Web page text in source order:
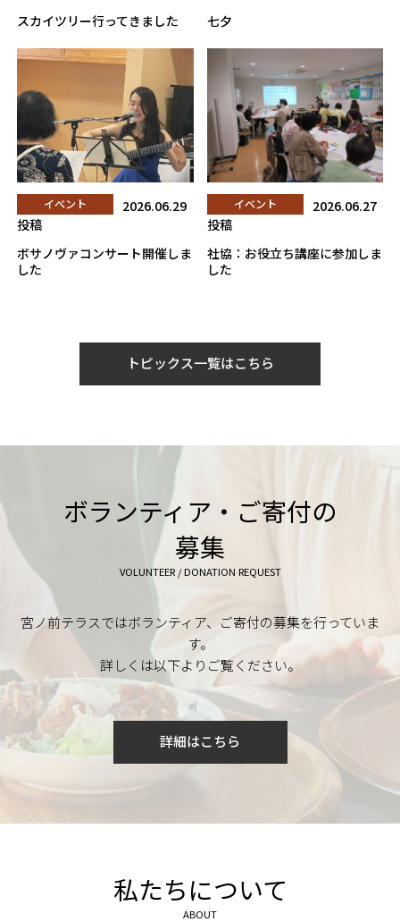
スカイツリー行ってきました 七夕
イベント
2026.06.29
投稿
ボサノヴァコンサート開催しま
した
イベント
2026.06.27
投稿
社協：お役立ち講座に参加しま
した
トピックス一覧はこちら
ボランティア・ご寄付の
募集
VOLUNTEER / DONATION REQUEST
宮ノ前テラスではボランティア、ご寄付の募集を行っていま
す。
詳しくは以下よりご覧ください。
詳細はこちら
私たちについて
ABOUT